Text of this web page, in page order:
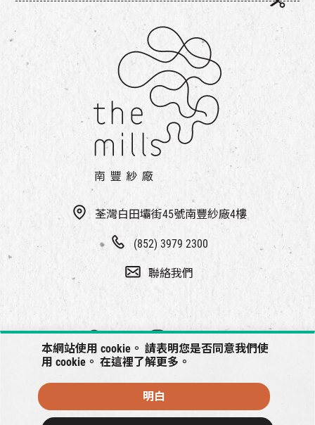
本網站使用 cookie。 請表明您是否同意我們使
用 cookie。 在這裡了解更多。
明白
荃灣白田壩街45號南豐紗廠4樓
(852) 3979 2300
聯絡我們
© 2026 南豐紗廠將保留一切權利